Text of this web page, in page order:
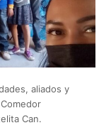
aliados y
Can.